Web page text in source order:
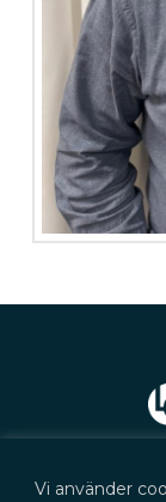
Vi använder